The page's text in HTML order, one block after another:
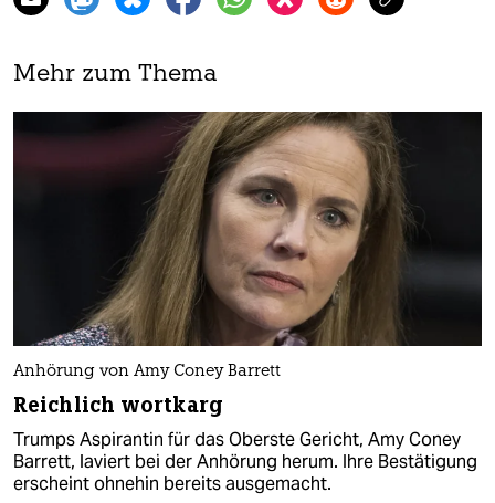
Mehr zum Thema
Anhörung von Amy Coney Barrett
Reichlich wortkarg
Trumps Aspirantin für das Oberste Gericht, Amy Coney
Barrett, laviert bei der Anhörung herum. Ihre Bestätigung
erscheint ohnehin bereits ausgemacht.